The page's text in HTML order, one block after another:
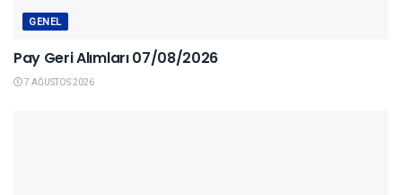
GENEL
Pay Geri Alımları 07/08/2026
7 AĞUSTOS 2026